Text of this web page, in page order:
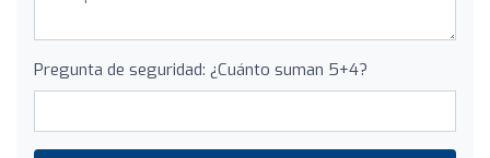
Pregunta de seguridad: ¿Cuánto suman 5+4?